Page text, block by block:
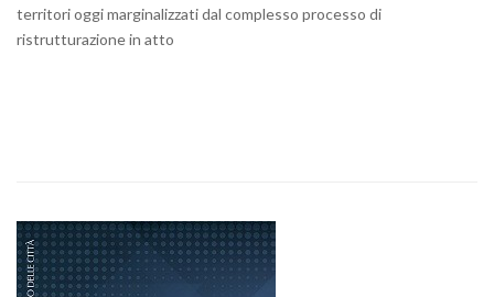
territori oggi marginalizzati dal complesso processo di
ristrutturazione in atto